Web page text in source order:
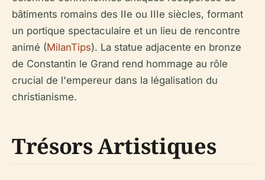
bâtiments romains des IIe ou IIIe siècles, formant
un portique spectaculaire et un lieu de rencontre
animé (MilanTips). La statue adjacente en bronze
de Constantin le Grand rend hommage au rôle
crucial de l'empereur dans la légalisation du
christianisme.
Trésors Artistiques